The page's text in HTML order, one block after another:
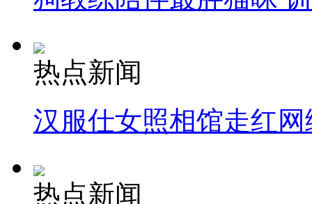
热点新闻
汉服仕女照相馆走红网
热点新闻